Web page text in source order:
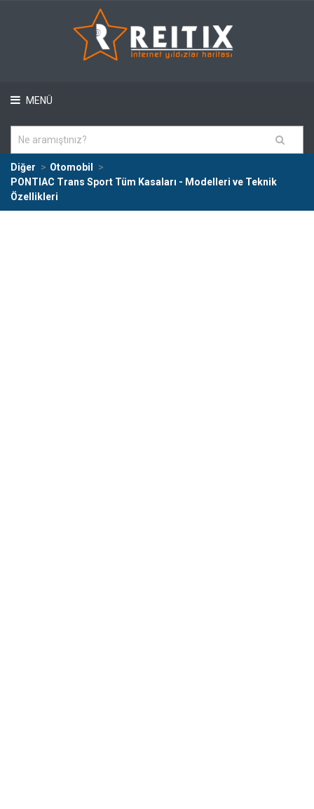
MENÜ
Diğer
Otomobil
PONTIAC Trans Sport Tüm Kasaları - Modelleri ve Teknik
Özellikleri